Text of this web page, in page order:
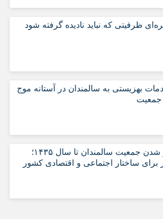
ظرفیتی که نباید نادیده گرفته شود
بهزیستی به سالمندان در آستانه موج
جمعیت
سه برابر شدن جمعیت سالمندان تا سال ۱۴۳۵؛
ساختار اجتماعی و اقتصادی کشور